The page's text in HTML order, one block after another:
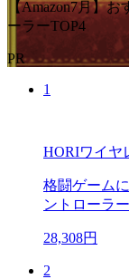
【Amazon7月】
ーラーTOP4
PR
1
HORIワイヤ
格闘ゲーム
ントローラー
28,308円
2